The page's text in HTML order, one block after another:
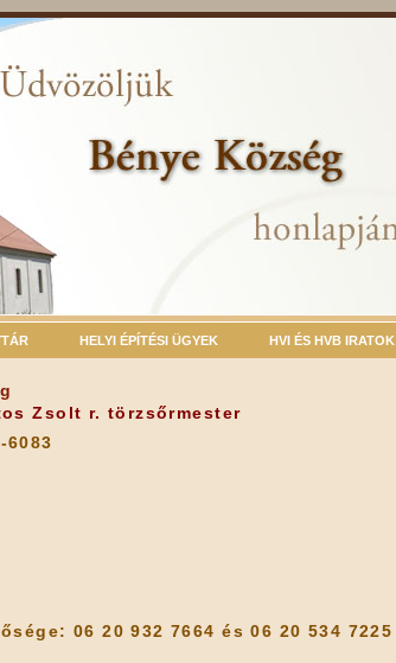
HELYI ÉPÍTÉSI ÜGYEK HVI ÉS HVB IRATOK
Zsolt r. törzsőrmester
6083
06 20 932 7664 és 06 20 534 7225